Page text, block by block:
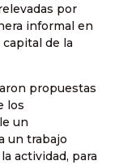
por
informal en
de la
propuestas
los
un
un trabajo
actividad, para